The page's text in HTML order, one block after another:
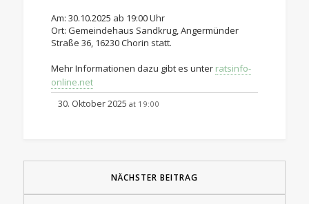
Am: 30.10.2025 ab 19:00 Uhr
Ort: Gemeindehaus Sandkrug, Angermünder
Straße 36, 16230 Chorin statt.
Mehr Informationen dazu gibt es unter ratsinfo-
online.net
30. Oktober 2025 at 19:00
NÄCHSTER BEITRAG